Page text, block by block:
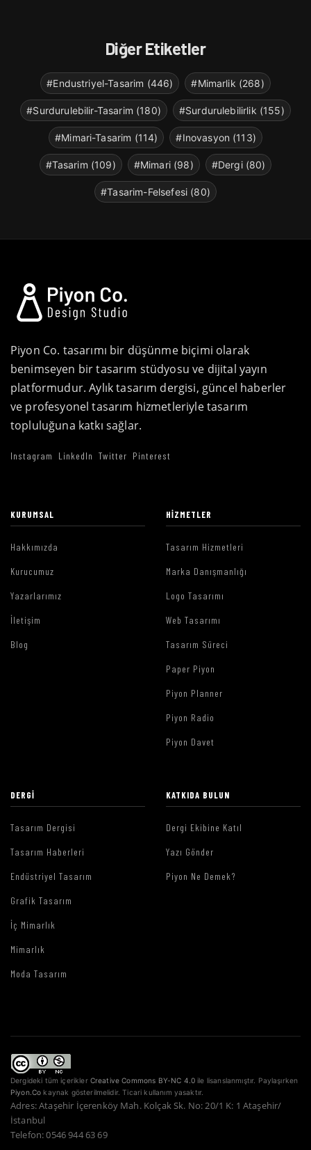
Diğer Etiketler
#Endustriyel-Tasarim (446) #Mimarlik (268)
#Surdurulebilir-Tasarim (180) #Surdurulebilirlik (155)
#Mimari-Tasarim (114) #Inovasyon (113)
#Tasarim (109) #Mimari (98) #Dergi (80)
#Tasarim-Felsefesi (80)
Piyon Co. tasarımı bir düşünme biçimi olarak
benimseyen bir tasarım stüdyosu ve dijital yayın
platformudur. Aylık tasarım dergisi, güncel haberler
ve profesyonel tasarım hizmetleriyle tasarım
topluluğuna katkı sağlar.
Instagram LinkedIn Twitter Pinterest
KURUMSAL
Hakkımızda
Kurucumuz
Yazarlarımız
İletişim
Blog
HIZMETLER
Tasarım Hizmetleri
Marka Danışmanlığı
Logo Tasarımı
Web Tasarımı
Tasarım Süreci
Paper Piyon
Piyon Planner
Piyon Radio
Piyon Davet
DERGI
Tasarım Dergisi
Tasarım Haberleri
Endüstriyel Tasarım
Grafik Tasarım
İç Mimarlık
Mimarlık
Moda Tasarım
KATKIDA BULUN
Dergi Ekibine Katıl
Yazı Gönder
Piyon Ne Demek?
Dergideki tüm içerikler Creative Commons BY-NC 4.0 ile lisanslanmıştır. Paylaşırken
Piyon.Co kaynak gösterilmelidir. Ticari kullanım yasaktır.
Adres: Ataşehir İçerenköy Mah. Kolçak Sk. No: 20/1 K: 1 Ataşehir/
İstanbul
Telefon: 0546 944 63 69